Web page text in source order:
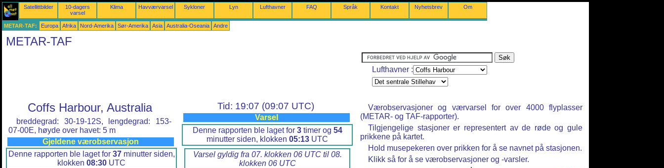
Satellittbilder
10-dagers
varsel
Klima Havværvarsel Sykloner Lyn Lufthavner FAQ Språk Kontakt Nyhetsbrev Om
METAR-TAF: Europa Afrika Nord-Amerika Sør-Amerika Asia Australia-Oseania Andre
METAR-TAF
Lufthavner :
Coffs Harbour, Australia
breddegrad: 30-19-12S, lengdegrad: 153-
07-00E, høyde over havet: 5 m
Gjeldene værobservasjon
Denne rapporten ble laget for 37minutter siden,
klokken 08:30 UTC
Tid: 19:07 (09:07 UTC)
Varsel
Denne rapporten ble laget for 3timer og 54
minutter siden, klokken 05:13 UTC
Varsel gyldig fra 07. klokken 06 UTC til 08.
klokken 06 UTC
Værobservasjoner og værvarsel for over 4000 flyplasser
(METAR- og TAF-rapporter).
Tilgjengelige stasjoner er representert av de røde og gule
prikkene på kartet.
Hold musepekeren over prikken for å se navnet på stasjonen.
Klikk så for å se værobservasjoner og -varsler.